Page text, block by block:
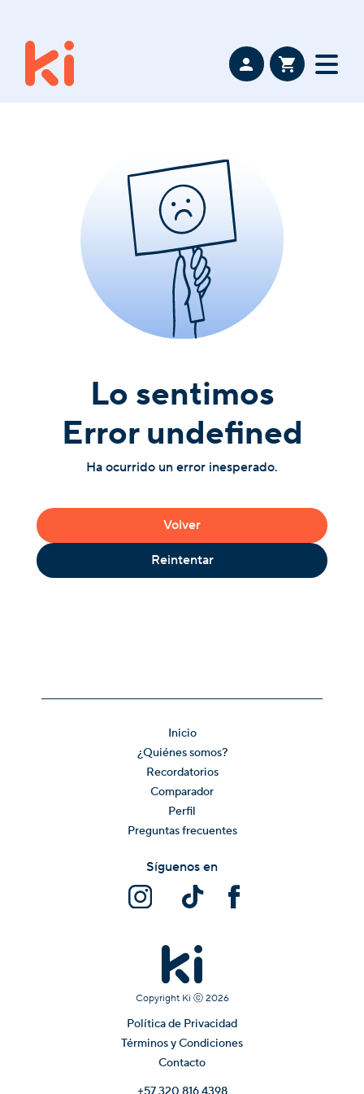
Lo sentimos
Error undefined
Ha ocurrido un error inesperado.
Volver
Reintentar
Inicio
¿Quiénes somos?
Recordatorios
Comparador
Perfil
Preguntas frecuentes
Copyright Ki ⓒ 2026
Política de Privacidad
Términos y Condiciones
Contacto
Síguenos en